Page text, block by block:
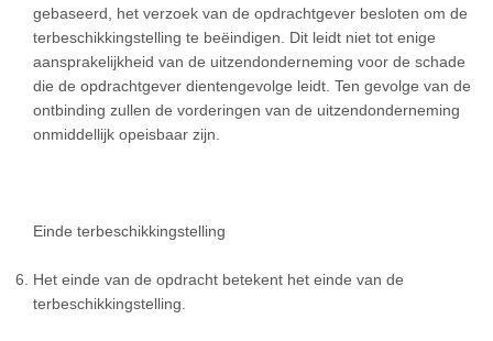
gebaseerd, het verzoek van de opdrachtgever besloten om de
terbeschikkingstelling te beëindigen. Dit leidt niet tot enige
aansprakelijkheid van de uitzendonderneming voor de schade
die de opdrachtgever dientengevolge leidt. Ten gevolge van de
ontbinding zullen de vorderingen van de uitzendonderneming
onmiddellijk opeisbaar zijn.
Einde terbeschikkingstelling
Het einde van de opdracht betekent het einde van de
terbeschikkingstelling.